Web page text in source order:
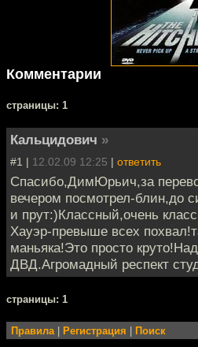
Комментарии
cтраницы: 1
Кальцидович »
#1 | 12.02.09 12:25 | ответить
Спасибо,ДимЮрьич,за
вечером посмотрел-блин,до
и прут:)Классный,очень
Хауэр-превыше всех
маньяка!Это просто
ДВД.Агромадный респект
cтраницы: 1
Правила Регистрация Поиск